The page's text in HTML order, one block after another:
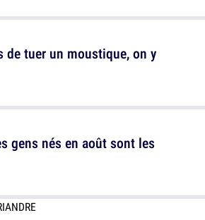
de tuer un moustique, on y
gens nés en août sont les